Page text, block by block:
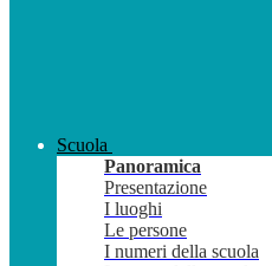
Scuola
Panoramica
Presentazione
I luoghi
Le persone
I numeri della scuola